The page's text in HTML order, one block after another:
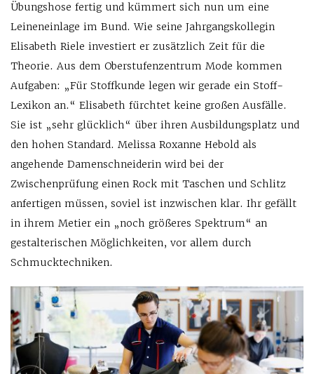
Übungshose fertig und kümmert sich nun um eine
Leineneinlage im Bund. Wie seine Jahrgangskollegin
Elisabeth Riele investiert er zusätzlich Zeit für die
Theorie. Aus dem Oberstufenzentrum Mode kommen
Aufgaben: „Für Stoffkunde legen wir gerade ein Stoff-
Lexikon an.“ Elisabeth fürchtet keine großen Ausfälle.
Sie ist „sehr glücklich“ über ihren Ausbildungsplatz und
den hohen Standard. Melissa Roxanne Hebold als
angehende Damenschneiderin wird bei der
Zwischenprüfung einen Rock mit Taschen und Schlitz
anfertigen müssen, soviel ist inzwischen klar. Ihr gefällt
in ihrem Metier ein „noch größeres Spektrum“ an
gestalterischen Möglichkeiten, vor allem durch
Schmucktechniken.